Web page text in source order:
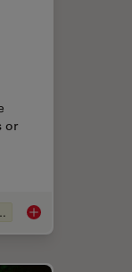
or
(CRS) Stimulated Raman